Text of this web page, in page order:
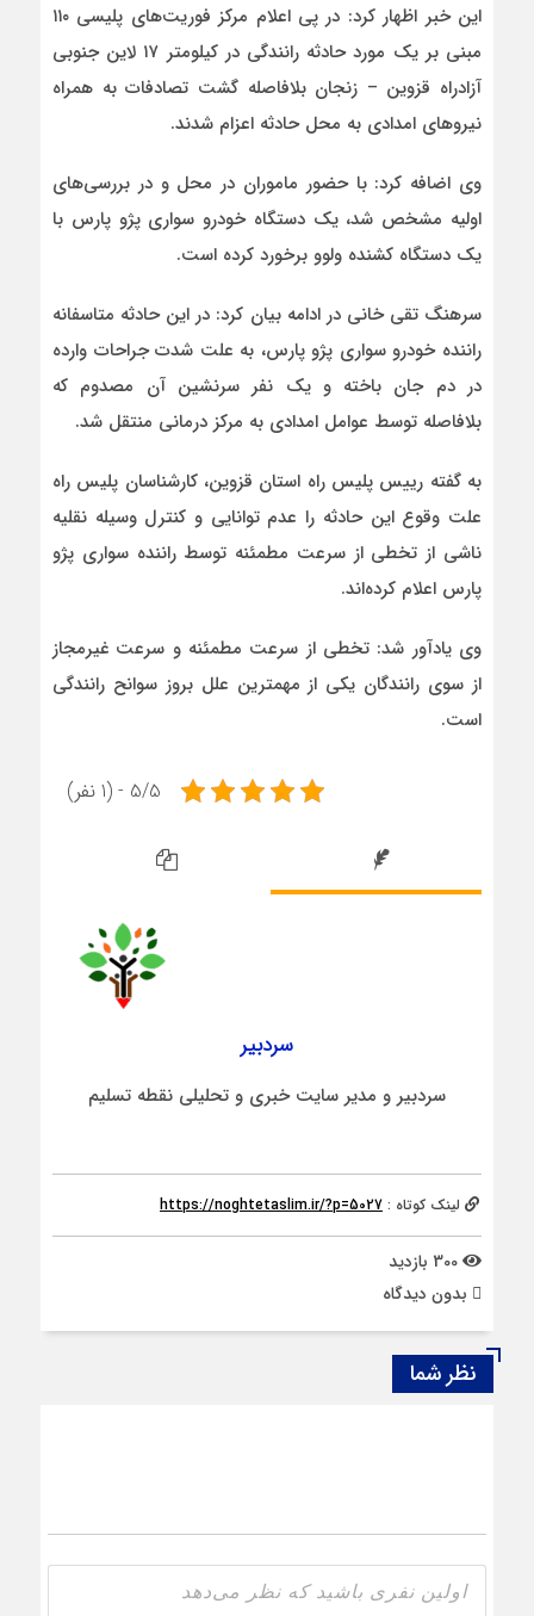
اين خبر اظهار کرد: در پی اعلام مركز فوريت‌های پليسی ۱۱۰
مبنی بر يک مورد حادثه رانندگی در کيلومتر ۱۷ لاين جنوبی
آزادراه قزوين – زنجان بلافاصله گشت تصادفات به همراه
نيروهای امدادی به محل حادثه اعزام شدند.
وی اضافه کرد: با حضور ماموران در محل و در بررسی‌های
اوليه مشخص شد، يک دستگاه خودرو سواری پژو پارس با
يک دستگاه کشنده ولوو برخورد کرده است.
سرهنگ تقی خانی در ادامه بيان کرد: در اين حادثه متاسفانه
راننده خودرو سواري پژو پارس، به علت شدت جراحات وارده
در دم جان باخته و يک نفر سرنشين آن مصدوم که
بلافاصله توسط عوامل امدادی به مرکز درمانی منتقل شد.
به گفته رییس پلیس راه استان قزوین، کارشناسان پليس راه
علت وقوع اين حادثه را عدم توانايی و کنترل وسيله نقليه
ناشی از تخطی از سرعت مطمئنه توسط راننده سواری پژو
پارس اعلام کرده‌اند.
وی یادآور شد: تخطی از سرعت مطمئنه و سرعت غيرمجاز
از سوی رانندگان يکی از مهمترين علل بروز سوانح رانندگی
است.
5/5 - (1 نفر)
سردبیر
سردبیر و مدیر سایت خبری و تحلیلی نقطه تسلیم
لینک کوتاه : https://noghtetaslim.ir/?p=5027
بدون دیدگاه
نظر شما